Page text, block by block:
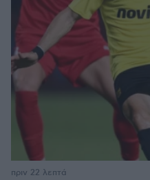
πριν 22 λεπτά